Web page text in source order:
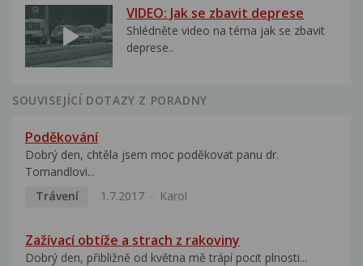
VIDEO: Jak se zbavit deprese
Shlédněte video na téma jak se zbavit
deprese..
SOUVISEJÍCÍ DOTAZY Z PORADNY
Poděkování
Dobrý den, chtěla jsem moc poděkovat panu dr.
Tomandlovi...
Trávení
1.7.2017 Karol
Zažívací obtíže a strach z rakoviny
Dobrý den, přibližně od května mě trápí pocit plnosti...